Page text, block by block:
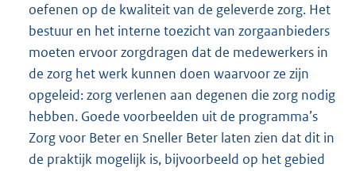
oefenen op de kwaliteit van de geleverde zorg. Het
bestuur en het interne toezicht van zorgaanbieders
moeten ervoor zorgdragen dat de medewerkers in
de zorg het werk kunnen doen waarvoor ze zijn
opgeleid: zorg verlenen aan degenen die zorg nodig
hebben. Goede voorbeelden uit de programma’s
Zorg voor Beter en Sneller Beter laten zien dat dit in
de praktijk mogelijk is, bijvoorbeeld op het gebied